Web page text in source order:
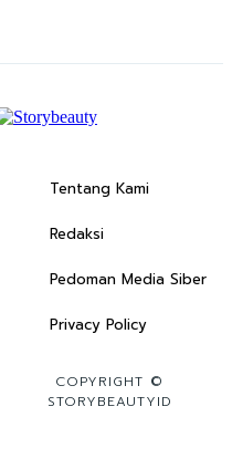
Tentang Kami
Redaksi
Pedoman Media Siber
Privacy Policy
COPYRIGHT ©
STORYBEAUTYID